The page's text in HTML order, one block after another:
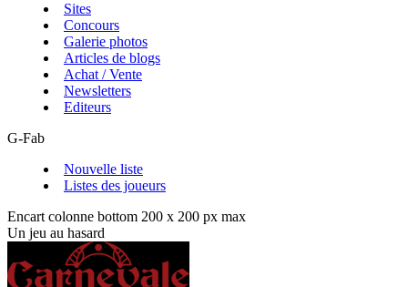
Sites
Concours
Galerie photos
Articles de blogs
Achat / Vente
Newsletters
Editeurs
G-Fab
Nouvelle liste
Listes des joueurs
Encart colonne bottom 200 x 200 px max
Un jeu au hasard